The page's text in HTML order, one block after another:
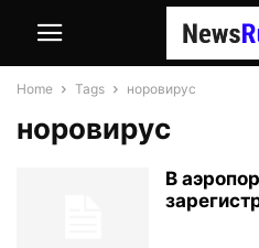
Home Tags норовирус
норовирус
В